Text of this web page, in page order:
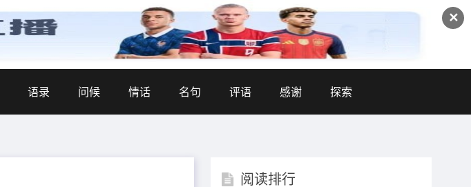
✕
语录 问候 情话 名句 评语 感谢 探索
阅读排行